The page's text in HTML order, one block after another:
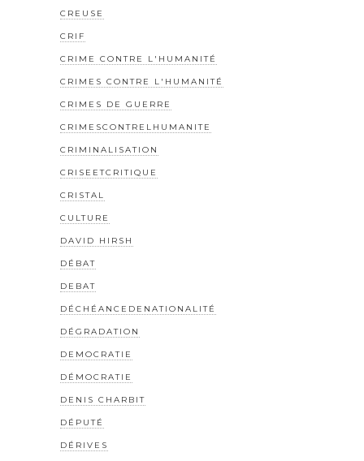
CREUSE
CRIF
CRIME CONTRE L'HUMANITÉ
CRIMES CONTRE L'HUMANITÉ
CRIMES DE GUERRE
CRIMESCONTRELHUMANITE
CRIMINALISATION
CRISEETCRITIQUE
CRISTAL
CULTURE
DAVID HIRSH
DÉBAT
DEBAT
DÉCHÉANCEDENATIONALITÉ
DÉGRADATION
DEMOCRATIE
DÉMOCRATIE
DENIS CHARBIT
DÉPUTÉ
DÉRIVES